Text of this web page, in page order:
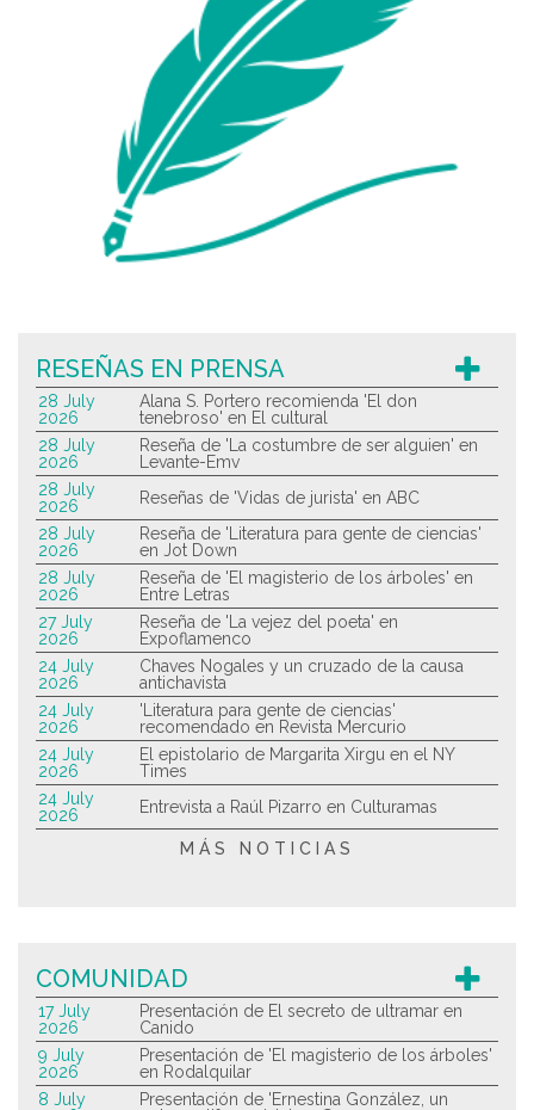
RESEÑAS EN PRENSA
28 July
2026
Alana S. Portero recomienda 'El don
tenebroso' en El cultural
28 July
2026
Reseña de 'La costumbre de ser alguien' en
Levante-Emv
28 July
2026
Reseñas de 'Vidas de jurista' en ABC
28 July
2026
Reseña de 'Literatura para gente de ciencias'
en Jot Down
28 July
2026
Reseña de 'El magisterio de los árboles' en
Entre Letras
27 July
2026
Reseña de 'La vejez del poeta' en
Expoflamenco
24 July
2026
Chaves Nogales y un cruzado de la causa
antichavista
24 July
2026
'Literatura para gente de ciencias'
recomendado en Revista Mercurio
24 July
2026
El epistolario de Margarita Xirgu en el NY
Times
24 July
2026
Entrevista a Raúl Pizarro en Culturamas
MÁS NOTICIAS
COMUNIDAD
17 July
2026
Presentación de El secreto de ultramar en
Canido
9 July
2026
Presentación de 'El magisterio de los árboles'
en Rodalquilar
8 July
Presentación de 'Ernestina González, un